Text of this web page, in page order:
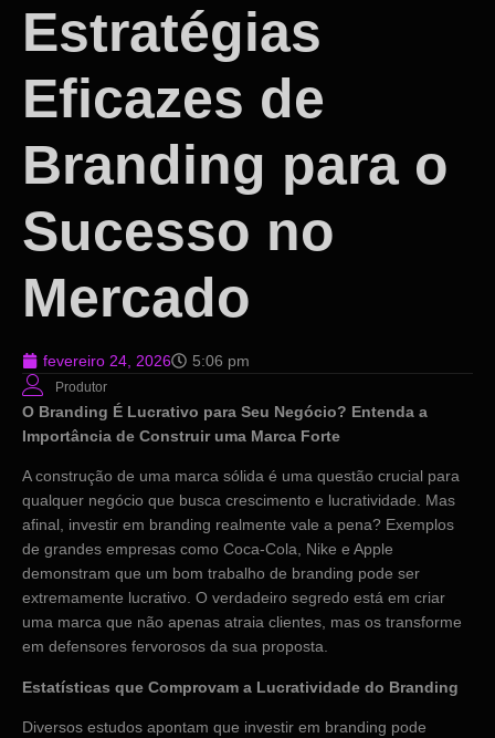
Estratégias
Eficazes de
Branding para o
Sucesso no
Mercado
fevereiro 24, 2026 5:06 pm
Produtor
O Branding É Lucrativo para Seu Negócio? Entenda a
Importância de Construir uma Marca Forte
A construção de uma marca sólida é uma questão crucial para
qualquer negócio que busca crescimento e lucratividade. Mas
afinal, investir em branding realmente vale a pena? Exemplos
de grandes empresas como Coca-Cola, Nike e Apple
demonstram que um bom trabalho de branding pode ser
extremamente lucrativo. O verdadeiro segredo está em criar
uma marca que não apenas atraia clientes, mas os transforme
em defensores fervorosos da sua proposta.
Estatísticas que Comprovam a Lucratividade do Branding
Diversos estudos apontam que investir em branding pode